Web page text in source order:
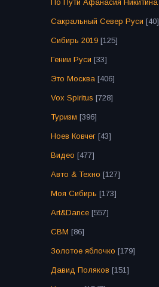
По Пути Афанасия Никитина
Сакральный Север Руси [40]
Сибирь 2019 [125]
Гении Руси [33]
Это Москва [406]
Vox Spiritus [728]
Туризм [396]
Ноев Ковчег [43]
Видео [477]
Авто & Техно [127]
Моя Сибирь [173]
Art&Dance [557]
СВМ [86]
Золотое яблочко [179]
Давид Поляков [151]